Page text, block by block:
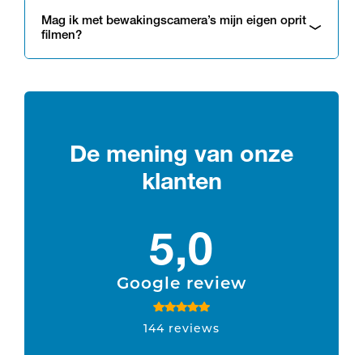
Mag ik met bewakingscamera’s mijn eigen oprit
filmen?
De mening van onze
klanten
5,0
Google review
144 reviews